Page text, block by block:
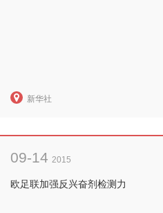
新华社
09-14 2015
欧足联加强反兴奋剂检测力